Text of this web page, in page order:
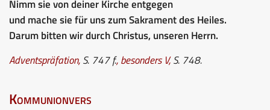
Nimm sie von deiner Kirche entgegen
und mache sie für uns zum Sakrament des Heiles.
Darum bitten wir durch Christus, unseren Herrn.
Adventspräfation,S. 747 f., besonders V,S. 748.
Kommunionvers